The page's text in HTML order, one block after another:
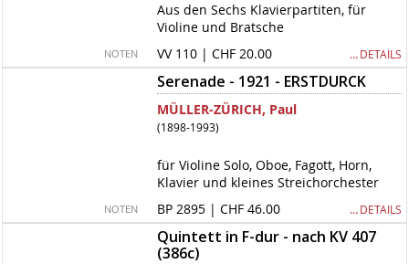
Aus den Sechs Klavierpartiten, für
Violine und Bratsche
NOTEN VV 110 | CHF 20.00 … DETAILS
Serenade - 1921 - ERSTDURCK
MÜLLER-ZÜRICH, Paul
(1898-1993)
für Violine Solo, Oboe, Fagott, Horn,
Klavier und kleines Streichorchester
NOTEN BP 2895 | CHF 46.00 … DETAILS
Quintett in F-dur - nach KV 407
(386c)